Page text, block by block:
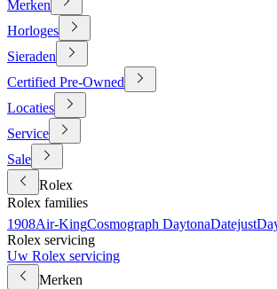
Merken
Horloges
Sieraden
Certified Pre-Owned
Locaties
Service
Sale
Rolex
Rolex families
1908Air-KingCosmograph DaytonaDatejust
Rolex servicing
Uw Rolex servicing
Merken